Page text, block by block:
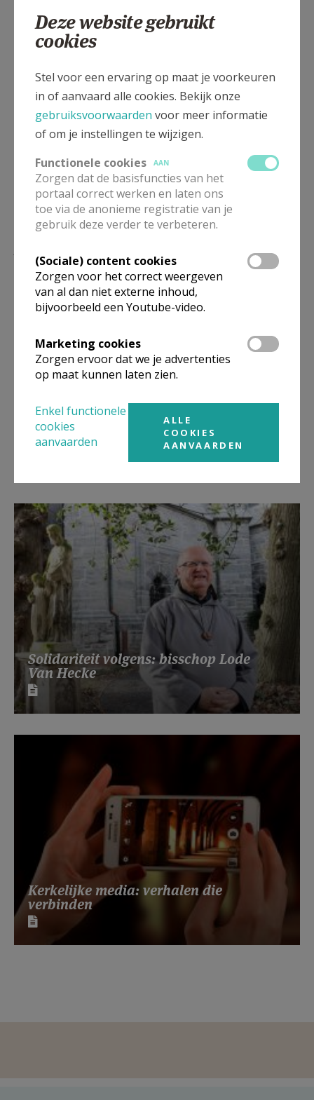
Sint-Willibrorduskerk in Antwerpen aan de Kerkstraat
Meer dan 1 op 5 Vlamingen leest
Kerknet of Kerk & Leven
Solidariteit volgens: bisschop Lode
Van Hecke
Kerkelijke media: verhalen die
verbinden
Deze website gebruikt
cookies
Stel voor een ervaring op maat je voorkeuren
in of aanvaard alle cookies. Bekijk onze
gebruiksvoorwaarden voor meer informatie
of om je instellingen te wijzigen.
Functionele cookies
AAN
Zorgen dat de basisfuncties van het
portaal correct werken en laten ons
toe via de anonieme registratie van je
gebruik deze verder te verbeteren.
(Sociale) content cookies
Zorgen voor het correct weergeven
van al dan niet externe inhoud,
bijvoorbeeld een Youtube-video.
Marketing cookies
Zorgen ervoor dat we je advertenties
op maat kunnen laten zien.
Enkel functionele
cookies
aanvaarden
ALLE
COOKIES
AANVAARDEN